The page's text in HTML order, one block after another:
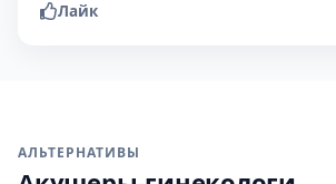
Лайк
АЛЬТЕРНАТИВЫ